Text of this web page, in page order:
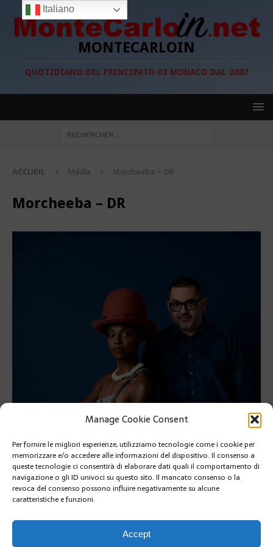
Manage Cookie Consent
Per fornire le migliori esperienze, utilizziamo tecnologie come i cookie per
memorizzare e/o accedere alle informazioni del dispositivo. Il consenso a
queste tecnologie ci consentirà di elaborare dati quali il comportamento di
navigazione o gli ID univoci su questo sito. Il mancato consenso o la
revoca del consenso possono influire negativamente su alcune
caratteristiche e funzioni.
Accept
MONTECARLOIN
QUOTIDIANO DEL PRINCIPATO DI MONACO DAL 2007
ACCUEIL Média Morcheeba – DR
Morcheeba – DR
Italiano